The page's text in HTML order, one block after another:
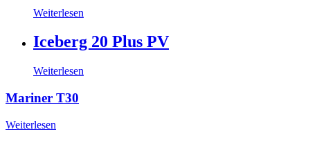
Weiterlesen
Iceberg 20 Plus PV
Weiterlesen
Mariner T30
Weiterlesen